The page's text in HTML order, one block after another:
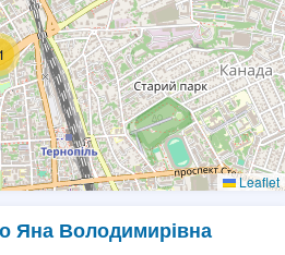
Leaflet
Яна Володимирівна